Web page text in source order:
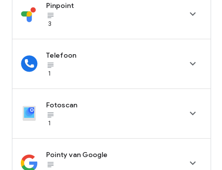
Pinpoint
subject_black
3

Telefoon
subject_black
1

Fotoscan
subject_black
1

Pointy van Google
subject_black
